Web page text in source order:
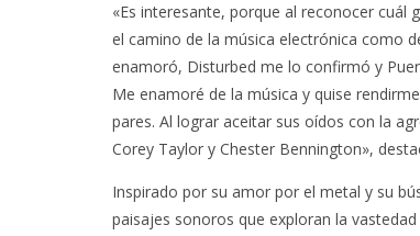
«Es interesante, porque al reconocer
el camino de la música electrónica como
enamoró, Disturbed me lo confirmó y
Me enamoré de la música y quise
pares. Al lograr aceitar sus oídos con la
Corey Taylor y Chester Bennington»,
Inspirado por su amor por el metal y su
paisajes sonoros que exploran la